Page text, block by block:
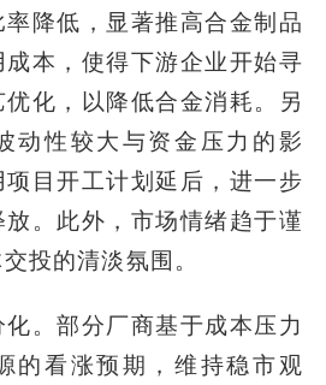
降低，显著推高合金制品
本，使得下游企业开始寻
化，以降低合金消耗。另
动性较大与资金压力的影
目开工计划延后，进一步
。此外，市场情绪趋于谨
投的清淡氛围。
。部分厂商基于成本压力
的看涨预期，维持稳市观